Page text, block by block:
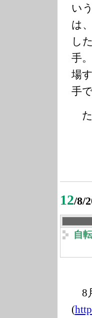
い
は
し
手
場
手
た
12/8/
自
8
(